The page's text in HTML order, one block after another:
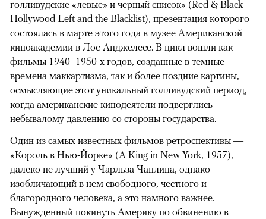
голливудские «левые» и черный список» (Red & Black —
Hollywood Left and the Blacklist), презентация которого
состоялась в марте этого года в музее Американской
киноакадемии в Лос-Анджелесе. В цикл вошли как
фильмы 1940–1950-х годов, созданные в темные
времена маккартизма, так и более поздние картины,
осмысляющие этот уникальный голливудский период,
когда американские кинодеятели подверглись
небывалому давлению со стороны государства.
Один из самых известных фильмов ретроспективы —
«Король в Нью-Йорке» (A King in New York, 1957),
далеко не лучший у Чарльза Чаплина, однако
изобличающий в нем свободного, честного и
благородного человека, а это намного важнее.
Вынужденный покинуть Америку по обвинению в